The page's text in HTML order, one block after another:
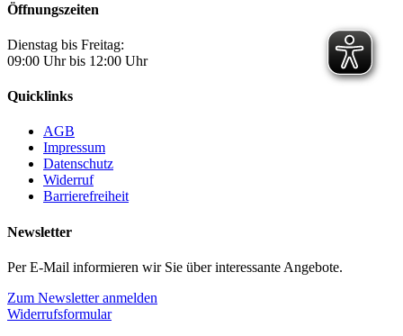
Öffnungszeiten
Dienstag bis Freitag:
09:00 Uhr bis 12:00 Uhr
Quicklinks
AGB
Impressum
Datenschutz
Widerruf
Barrierefreiheit
Newsletter
Per E-Mail informieren wir Sie über interessante Angebote.
Zum Newsletter anmelden
Widerrufsformular